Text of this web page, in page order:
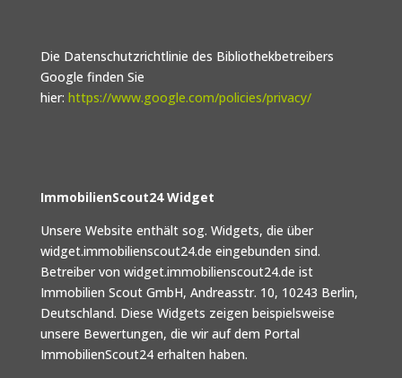
Die Datenschutzrichtlinie des Bibliothekbetreibers
Google finden Sie
hier: https://www.google.com/policies/privacy/
ImmobilienScout24 Widget
Unsere Website enthält sog. Widgets, die über
widget.immobilienscout24.de eingebunden sind.
Betreiber von widget.immobilienscout24.de ist
Immobilien Scout GmbH, Andreasstr. 10, 10243 Berlin,
Deutschland. Diese Widgets zeigen beispielsweise
unsere Bewertungen, die wir auf dem Portal
ImmobilienScout24 erhalten haben.